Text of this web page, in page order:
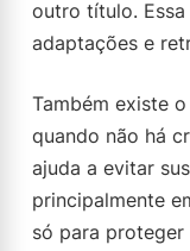
outro título.
adaptações e
Também existe
quando não há
ajuda a evitar
principalmente
só para proteger